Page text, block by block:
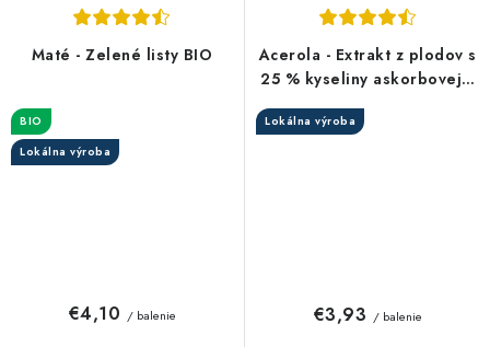
Maté - Zelené listy BIO
BIO
Lokálna výroba
€4,10 / balenie
Acerola - Extrakt z plodov s
25 % kyseliny askorbovej v
Lokálna výroba
€3,93 / balenie